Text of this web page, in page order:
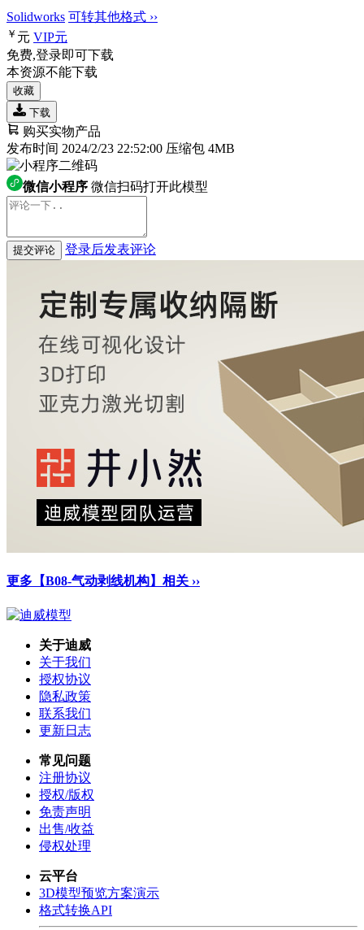
Solidworks 可转其他格式 ››
￥ 元 VIP元
免费,登录即可下载
本资源不能下载
收藏
下载
购买实物产品
发布时间 2024/2/23 22:52:00 压缩包 4MB
微信小程序 微信扫码打开此模型
提交评论 登录后发表评论
更多【B08-气动剥线机构】相关 ››
关于迪威
关于我们
授权协议
隐私政策
联系我们
更新日志
常见问题
注册协议
授权/版权
免责声明
出售/收益
侵权处理
云平台
3D模型预览方案演示
格式转换API